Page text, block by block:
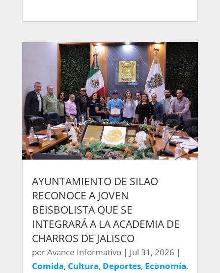
AYUNTAMIENTO DE SILAO
RECONOCE A JOVEN
BEISBOLISTA QUE SE
INTEGRARÁ A LA ACADEMIA DE
CHARROS DE JALISCO
porAvance Informativo| Jul 31, 2026 |
Comida, Cultura, Deportes, Economía,